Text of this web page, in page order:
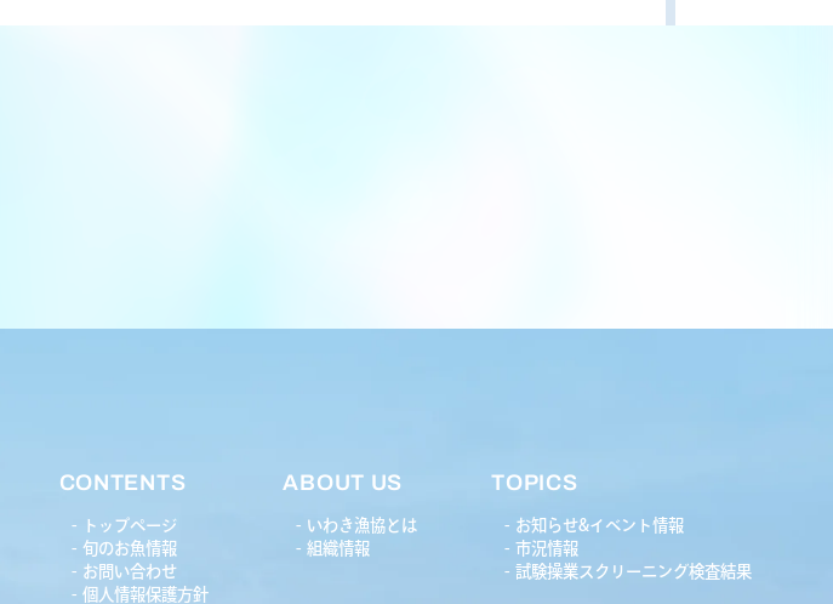
CONTENTS
トップページ
旬のお魚情報
お問い合わせ
個人情報保護方針
ABOUT US
いわき漁協とは
組織情報
TOPICS
お知らせ&イベント情報
市況情報
試験操業スクリーニング検査結果